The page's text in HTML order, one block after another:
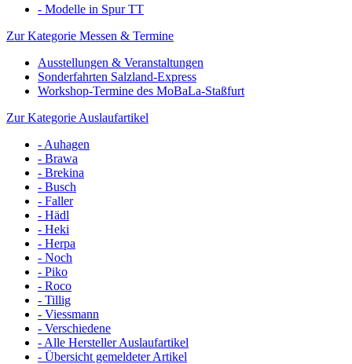
- Modelle in Spur TT
Zur Kategorie Messen & Termine
Ausstellungen & Veranstaltungen
Sonderfahrten Salzland-Express
Workshop-Termine des MoBaLa-Staßfurt
Zur Kategorie Auslaufartikel
- Auhagen
- Brawa
- Brekina
- Busch
- Faller
- Hädl
- Heki
- Herpa
- Noch
- Piko
- Roco
- Tillig
- Viessmann
- Verschiedene
- Alle Hersteller Auslaufartikel
- Übersicht gemeldeter Artikel